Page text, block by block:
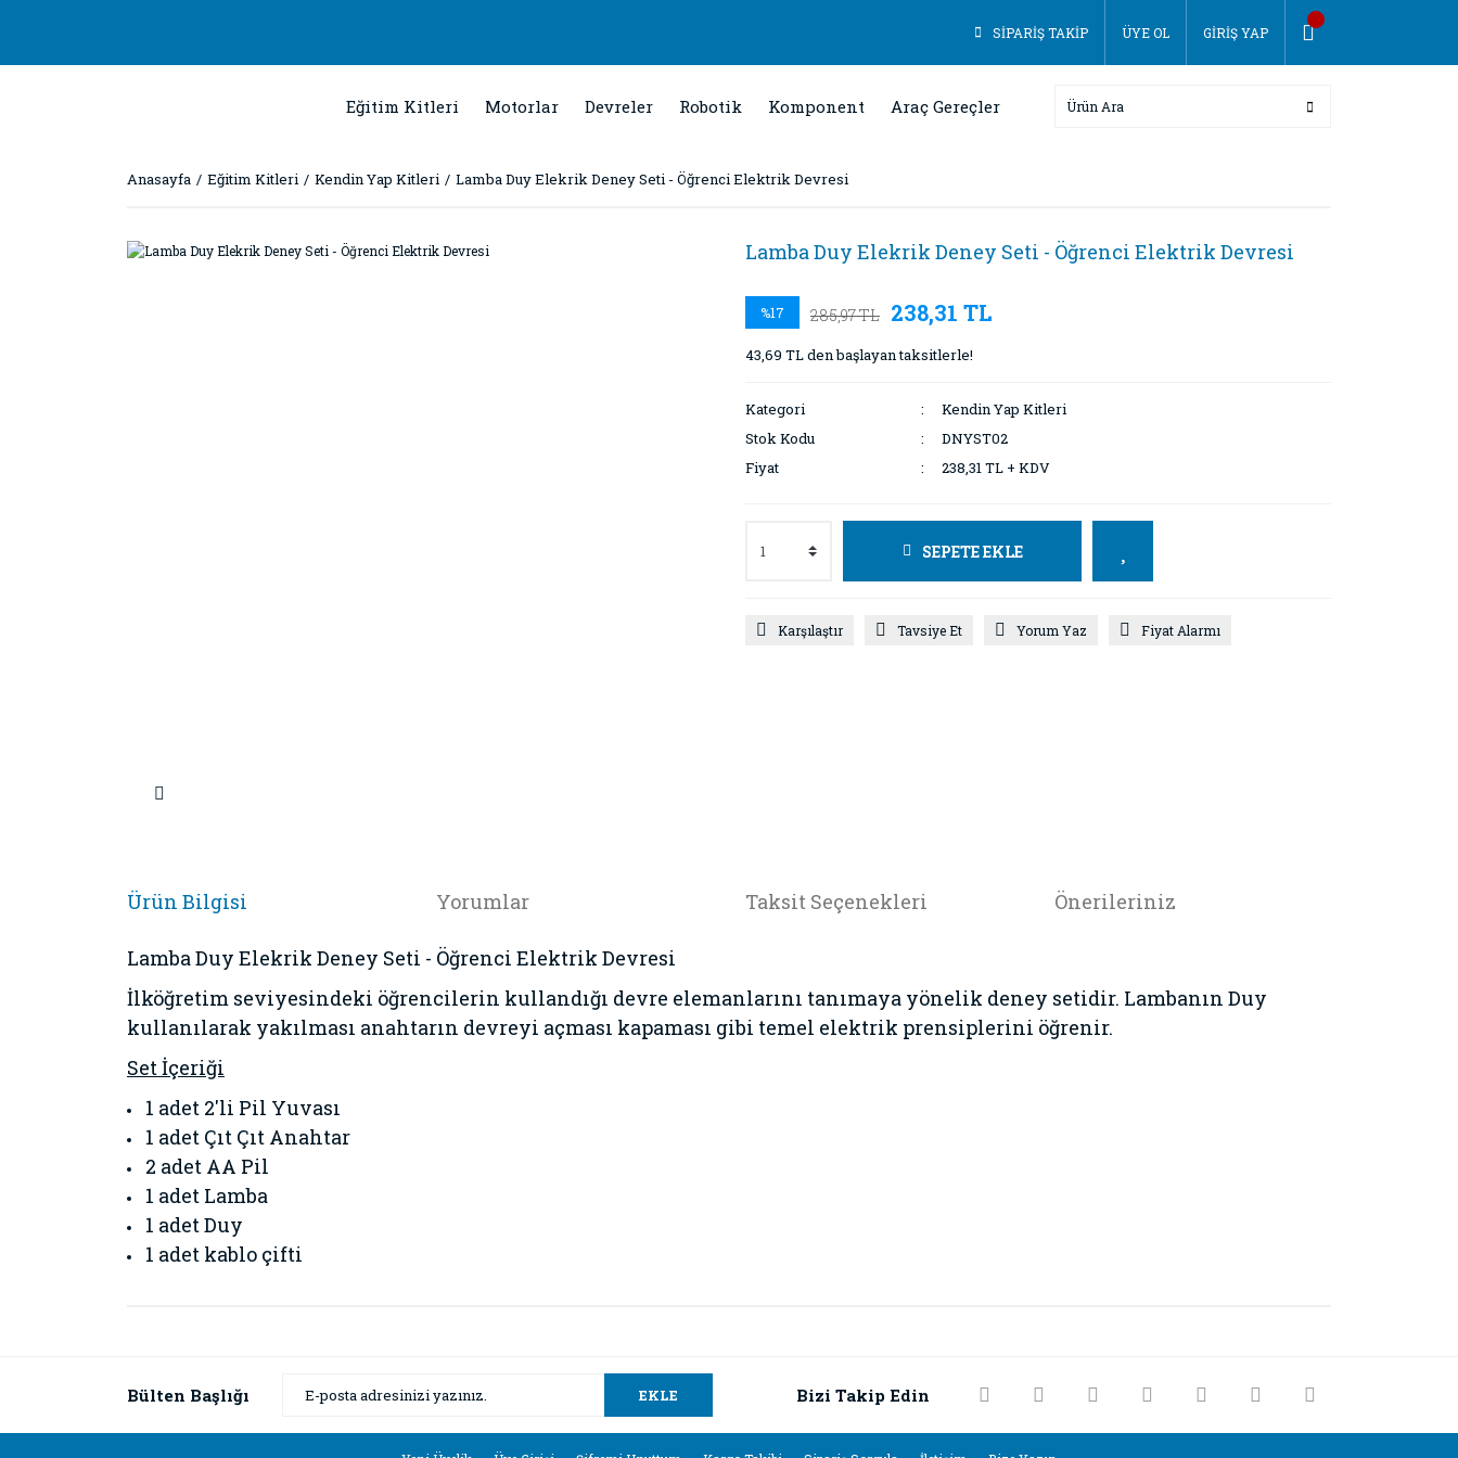
SİPARİŞ TAKİP ÜYE OL GİRİŞ YAP
Eğitim Kitleri Motorlar Devreler Robotik Komponent Araç Gereçler
Anasayfa Eğitim Kitleri Kendin Yap Kitleri Lamba Duy Elekrik Deney Seti - Öğrenci Elektrik Devresi
Lamba Duy Elekrik Deney Seti - Öğrenci Elektrik Devresi
%17 285,97 TL 238,31 TL
43,69 TL den başlayan taksitlerle!
Kategori
Kendin Yap Kitleri
Stok Kodu
DNYST02
Fiyat
238,31 TL + KDV
SEPETE EKLE
Karşılaştır Tavsiye Et Yorum Yaz Fiyat Alarmı
Ürün Bilgisi Yorumlar Taksit Seçenekleri Önerileriniz
Lamba Duy Elekrik Deney Seti - Öğrenci Elektrik Devresi
İlköğretim seviyesindeki öğrencilerin kullandığı devre elemanlarını tanımaya yönelik deney setidir. Lambanın Duy
kullanılarak yakılması anahtarın devreyi açması kapaması gibi temel elektrik prensiplerini öğrenir.
Set İçeriği
1 adet 2'li Pil Yuvası
1 adet Çıt Çıt Anahtar
2 adet AA Pil
1 adet Lamba
1 adet Duy
1 adet kablo çifti
Ürün resmi kalitesiz, bozuk veya görüntülenemiyor.
Bülten Başlığı EKLE Bizi Takip Edin